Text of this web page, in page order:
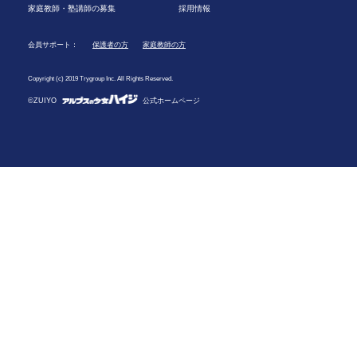
家庭教師・塾講師の募集
採用情報
会員サポート： 保護者の方 家庭教師の方
Copyright (c) 2019 Trygroup Inc. All Rights Reserved.
©ZUIYO 公式ホームページ